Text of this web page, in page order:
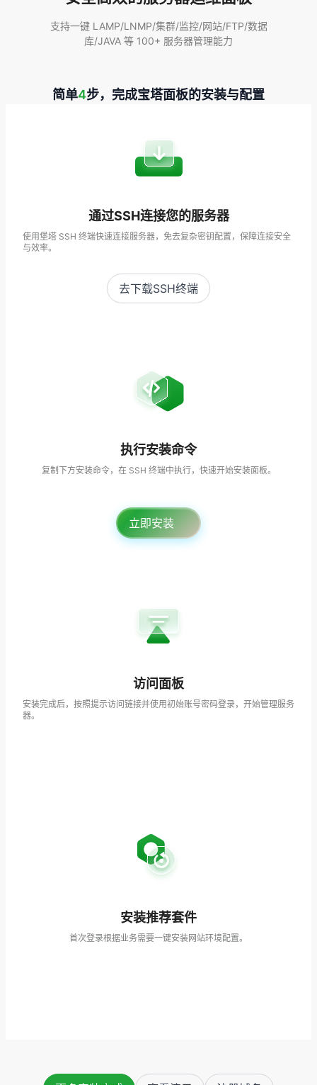
支持一键 LAMP/LNMP/集群/监控/网站/FTP/数据
库/JAVA 等 100+ 服务器管理能力
简单4步，完成宝塔面板的安装与配置
通过SSH连接您的服务器
使用堡塔 SSH 终端快速连接服务器，免去复杂密钥配置，保障连接安全
与效率。
去下载SSH终端
执行安装命令
复制下方安装命令，在 SSH 终端中执行，快速开始安装面板。
立即安装
访问面板
安装完成后，按照提示访问链接并使用初始账号密码登录，开始管理服务
器。
安装推荐套件
首次登录根据业务需要一键安装网站环境配置。